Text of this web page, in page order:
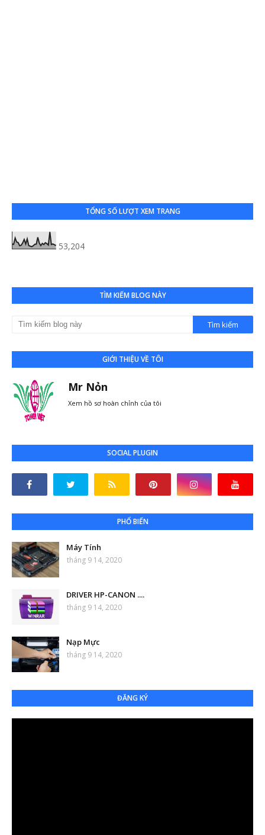
TỔNG SỐ LƯỢT XEM TRANG
53,204
TÌM KIẾM BLOG NÀY
GIỚI THIỆU VỀ TÔI
Mr Nỏn
Xem hồ sơ hoàn chỉnh của tôi
SOCIAL PLUGIN
PHỔ BIẾN
Máy Tính
tháng 9 14, 2020
DRIVER HP-CANON ....
tháng 9 14, 2020
Nạp Mực
tháng 9 14, 2020
ĐĂNG KÝ